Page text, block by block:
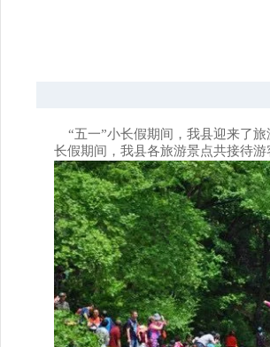
“五一”小长假期间，我县迎来了旅
长假期间，我县各旅游景点共接待游